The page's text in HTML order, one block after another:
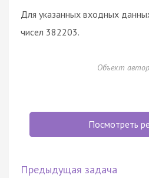
Для указанных входных
чисел 382203.
Объект
Посмотреть
Предыдущая задача